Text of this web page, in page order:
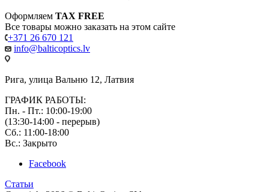
Оформляем TAX FREE
Все товары можно заказать на этом сайте
+371 26 670 121
info@balticoptics.lv
Рига, улица Вальню 12, Латвия
ГРАФИК РАБОТЫ:
Пн. - Пт.: 10:00-19:00
(13:30-14:00 - перерыв)
Сб.: 11:00-18:00
Вс.: Закрыто
Facebook
Статьи